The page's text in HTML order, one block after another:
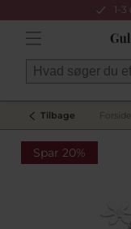
1-
Tilbage Forside
Spar 20%